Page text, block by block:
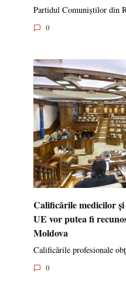
Partidul Comuniștilor din
0
Calificările medicilor
UE vor putea fi
Moldova
Calificările profesionale
0